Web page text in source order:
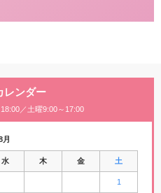
レンダー
／土曜9:00～17:00
月
水 木 金 土
1